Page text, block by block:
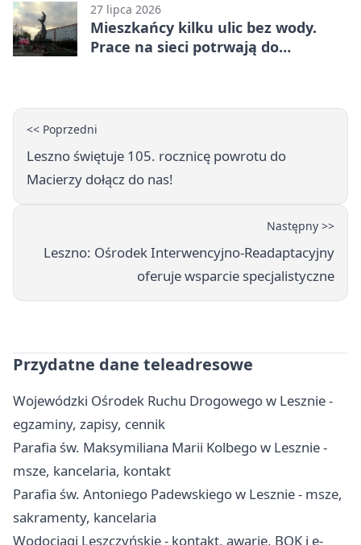
27 lipca 2026
Mieszkańcy kilku ulic bez wody.
Prace na sieci potrwają do
<< Poprzedni
Leszno świętuje 105. rocznicę powrotu do
Macierzy dołącz do nas!
Następny >>
Leszno: Ośrodek Interwencyjno-Readaptacyjny
oferuje wsparcie specjalistyczne
Przydatne dane teleadresowe
Wojewódzki Ośrodek Ruchu Drogowego w Lesznie -
egzaminy, zapisy, cennik
Parafia św. Maksymiliana Marii Kolbego w Lesznie -
msze, kancelaria, kontakt
Parafia św. Antoniego Padewskiego w Lesznie - msze,
sakramenty, kancelaria
Wodociągi Leszczyńskie - kontakt, awarie, BOK i e-